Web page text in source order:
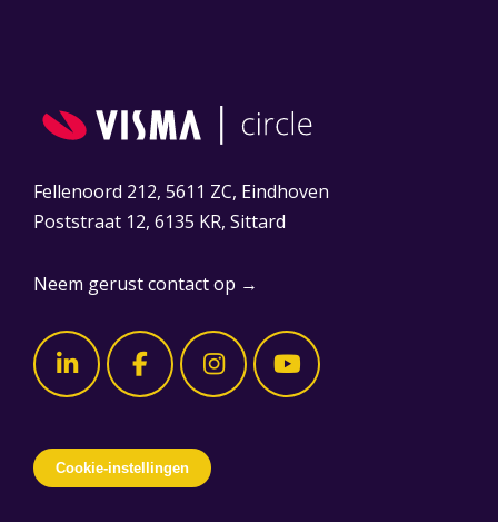
Fellenoord 212, 5611 ZC, Eindhoven
Poststraat 12, 6135 KR, Sittard
Neem gerust contact op →
Cookie-instellingen